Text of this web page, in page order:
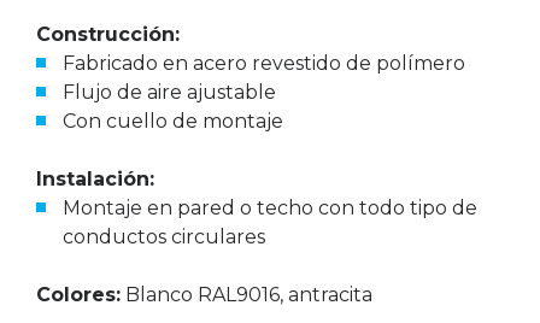
Construcción:
Fabricado en acero revestido de polímero
Flujo de aire ajustable
Con cuello de montaje
Instalación:
Montaje en pared o techo con todo tipo de
conductos circulares
Colores: Blanco RAL9016, antracita